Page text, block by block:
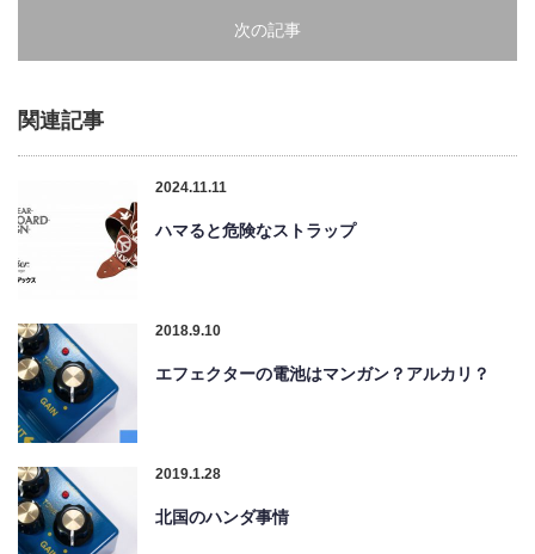
次の記事
関連記事
2024.11.11
ハマると危険なストラップ
2018.9.10
エフェクターの電池はマンガン？アルカリ？
2019.1.28
北国のハンダ事情